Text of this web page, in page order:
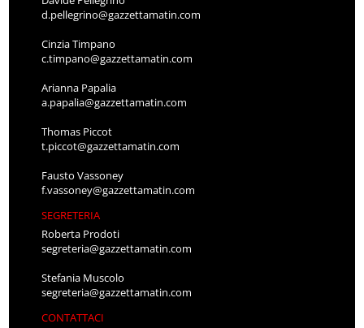
d.pellegrino@gazzettamatin.com
Cinzia Timpano
c.timpano@gazzettamatin.com
Arianna Papalia
a.papalia@gazzettamatin.com
Thomas Piccot
t.piccot@gazzettamatin.com
Fausto Vassoney
f.vassoney@gazzettamatin.com
SEGRETERIA
Roberta Prodoti
segreteria@gazzettamatin.com
Stefania Muscolo
segreteria@gazzettamatin.com
CONTATTACI